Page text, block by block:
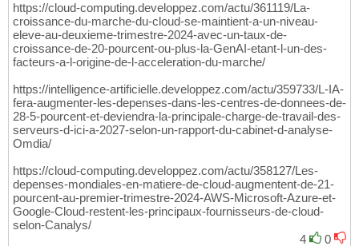
https://cloud-computing.developpez.com/actu/361119/La-
croissance-du-marche-du-cloud-se-maintient-a-un-niveau-
eleve-au-deuxieme-trimestre-2024-avec-un-taux-de-
croissance-de-20-pourcent-ou-plus-la-GenAI-etant-l-un-des-
facteurs-a-l-origine-de-l-acceleration-du-marche/
https://intelligence-artificielle.developpez.com/actu/359733/L-IA-
fera-augmenter-les-depenses-dans-les-centres-de-donnees-de-
28-5-pourcent-et-deviendra-la-principale-charge-de-travail-des-
serveurs-d-ici-a-2027-selon-un-rapport-du-cabinet-d-analyse-
Omdia/
https://cloud-computing.developpez.com/actu/358127/Les-
depenses-mondiales-en-matiere-de-cloud-augmentent-de-21-
pourcent-au-premier-trimestre-2024-AWS-Microsoft-Azure-et-
Google-Cloud-restent-les-principaux-fournisseurs-de-cloud-
selon-Canalys/
4
0